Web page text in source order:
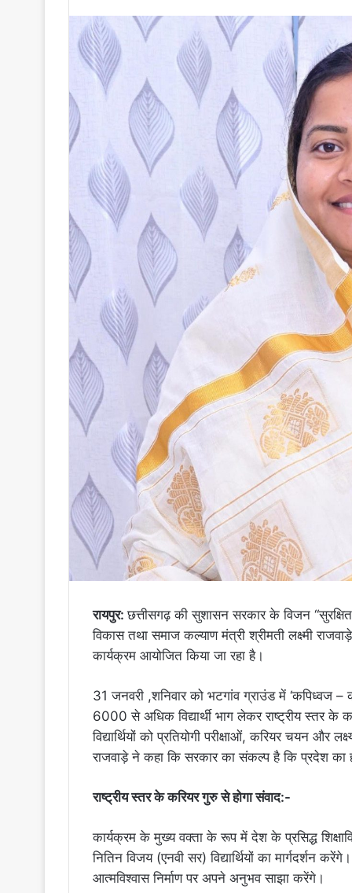
रायपुर:छत्तीसगढ़ की सुशासन सरकार के विजन
विकास तथा समाज कल्याण मंत्री श्रीमती लक्ष्मी
कार्यक्रम आयोजित किया जा रहा है।
31 जनवरी ,शनिवार को भटगांव ग्राउंड में ‘कपिध्वज
6000 से अधिक विद्यार्थी भाग लेकर राष्ट्रीय स्तर के
विद्यार्थियों को प्रतियोगी परीक्षाओं, करियर चयन और
राजवाड़े ने कहा कि सरकार का संकल्प है कि प्रदेश
राष्ट्रीय स्तर के करियर गुरु से होगा संवाद:-
कार्यक्रम के मुख्य वक्ता के रूप में देश के प्रसिद्ध
नितिन विजय (एनवी सर) विद्यार्थियों का मार्गदर्शन
आत्मविश्वास निर्माण पर अपने अनुभव साझा करेंगे।